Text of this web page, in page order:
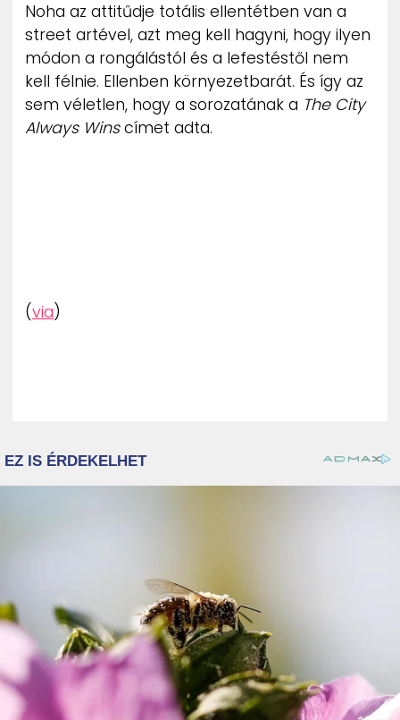
Noha az attitűdje totális ellentétben van a
street artével, azt meg kell hagyni, hogy ilyen
módon a rongálástól és a lefestéstől nem
kell félnie. Ellenben környezetbarát. És így az
sem véletlen, hogy a sorozatának a The City
Always Winscímet adta.
(via)